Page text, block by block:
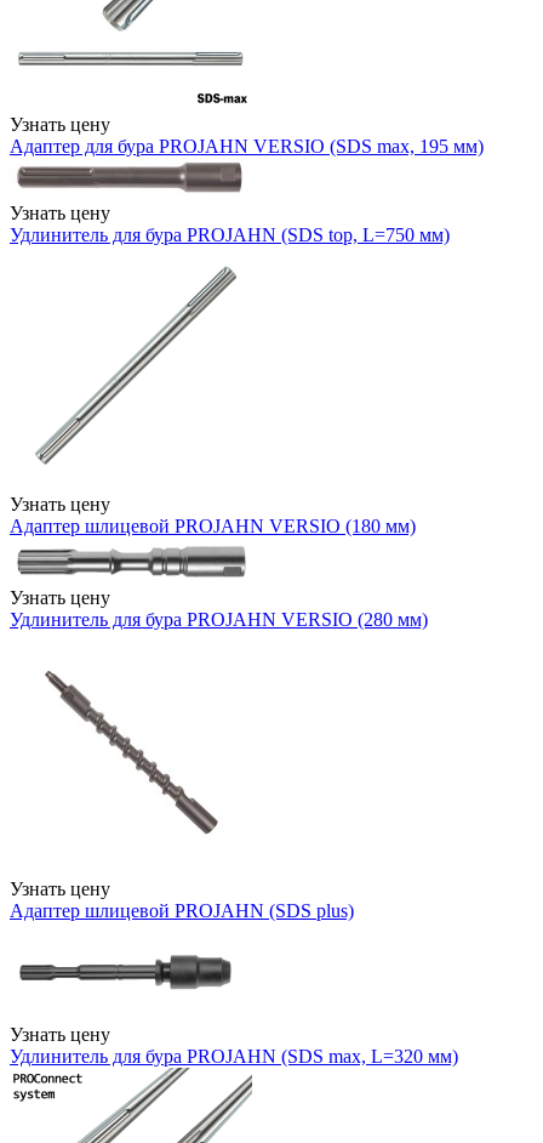
Узнать цену
Адаптер для бура PROJAHN VERSIO (SDS max, 195 мм)
Узнать цену
Удлинитель для бура PROJAHN (SDS top, L=750 мм)
Узнать цену
Адаптер шлицевой PROJAHN VERSIO (180 мм)
Узнать цену
Удлинитель для бура PROJAHN VERSIO (280 мм)
Узнать цену
Адаптер шлицевой PROJAHN (SDS plus)
Узнать цену
Удлинитель для бура PROJAHN (SDS max, L=320 мм)